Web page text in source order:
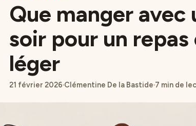
Que manger avec
soir pour un
léger
21 février 2026·Clémentine De la Bastide·7 min de